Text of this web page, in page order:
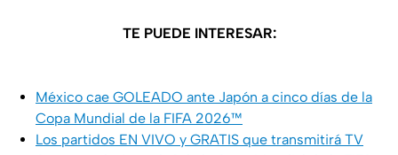
TE PUEDE INTERESAR:
México cae GOLEADO ante Japón a cinco días de la
Copa Mundial de la FIFA 2026™
Los partidos EN VIVO y GRATIS que transmitirá TV